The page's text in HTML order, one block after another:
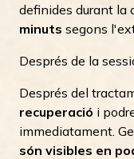
definides durant la
minuts segons
Després de la
Després del
recuperació i
immediatament.
són visibles en